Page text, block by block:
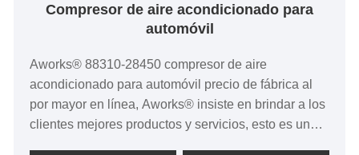
Compresor de aire acondicionado para
automóvil
Aworks® 88310-28450 compresor de aire
acondicionado para automóvil precio de fábrica al
por mayor en línea, Aworks® insiste en brindar a los
clientes mejores productos y servicios, esto es una